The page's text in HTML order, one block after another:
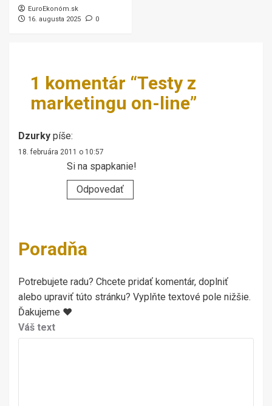
EuroEkonóm.sk
16. augusta 2025
0
1 komentár “Testy z
marketingu on-line”
Dzurky píše:
18. februára 2011 o 10:57
Si na spapkanie!
Odpovedať
Poradňa
Potrebujete radu? Chcete pridať komentár, doplniť
alebo upraviť túto stránku? Vyplňte textové pole nižšie.
Ďakujeme ♥
Váš text